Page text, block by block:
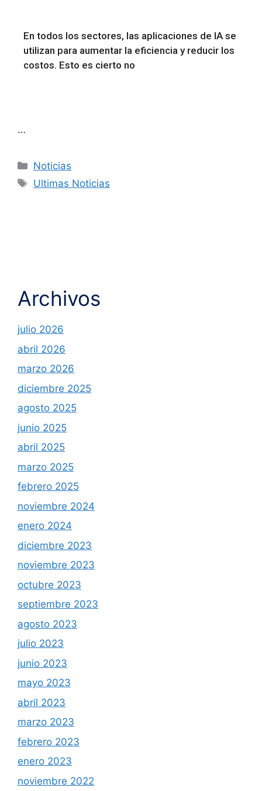
En todos los sectores, las aplicaciones de IA se
utilizan para aumentar la eficiencia y reducir los
costos. Esto es cierto no
…
Noticias
Ultimas Noticias
Archivos
julio 2026
abril 2026
marzo 2026
diciembre 2025
agosto 2025
junio 2025
abril 2025
marzo 2025
febrero 2025
noviembre 2024
enero 2024
diciembre 2023
noviembre 2023
octubre 2023
septiembre 2023
agosto 2023
julio 2023
junio 2023
mayo 2023
abril 2023
marzo 2023
febrero 2023
enero 2023
noviembre 2022